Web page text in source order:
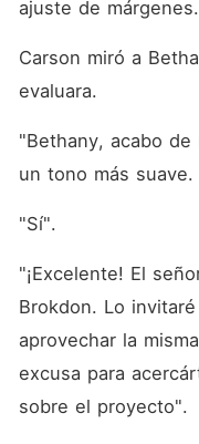
ajuste de márgenes.
Carson miró a
evaluara.
"Bethany, acabo
un tono más
"Sí".
"¡Excelente! El
Brokdon. Lo
aprovechar la
excusa para
sobre el proyecto".